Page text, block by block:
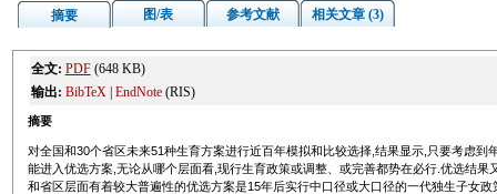
摘要 图/表 参考文献 相关文章 (3)
全文: PDF(648 KB)
输出: BibTeX| EndNote(RIS)
摘要
对全国和30个省区未来51种生育方案进行近百年模拟和比较选择,结果显示,只要考虑
能进入优选方案,无论从哪个层面看,现行生育政策或调整、或完善都势在必行.优选结
和省区层面有着较大普遍性的优选方案是15年后实行中口径或大口径的一代独生子女